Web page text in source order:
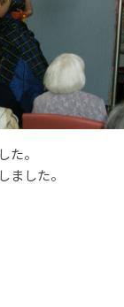
。
した。